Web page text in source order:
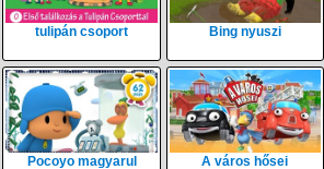
tulipán csoport Bing nyuszi
Pocoyo magyarul A város hősei